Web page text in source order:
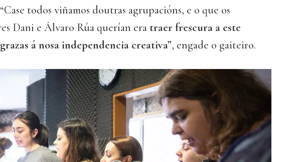
todos viñamos doutras agrupacións, e o que os
Dani e Álvaro Rúa querían era traer frescura a este
á nosa independencia creativa”, engade o gaiteiro.